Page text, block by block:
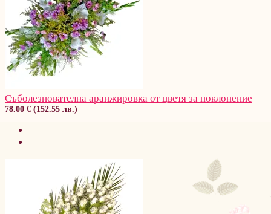
Съболезнователна аранжировка от цветя за поклонение
78.00 € (152.55 лв.)